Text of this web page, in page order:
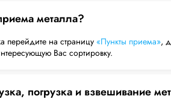
металла?
перейдите на страницу «Пункты приема»,
Вас сортировку.
погрузка и взвешивание